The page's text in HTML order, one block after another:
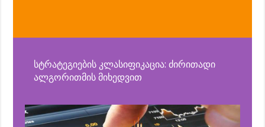
სტრატეგიების კლასიფიკაცია: ძირითადი
ალგორითმის მიხედვით